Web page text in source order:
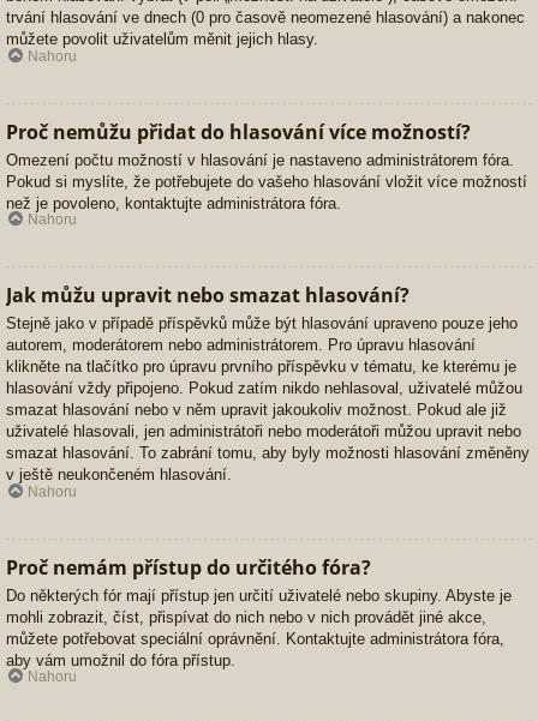
trvání hlasování ve dnech (0 pro časově neomezené hlasování) a nakonec
můžete povolit uživatelům měnit jejich hlasy.
Nahoru
Proč nemůžu přidat do hlasování více možností?
Omezení počtu možností v hlasování je nastaveno administrátorem fóra.
Pokud si myslíte, že potřebujete do vašeho hlasování vložit více možností
než je povoleno, kontaktujte administrátora fóra.
Nahoru
Jak můžu upravit nebo smazat hlasování?
Stejně jako v případě příspěvků může být hlasování upraveno pouze jeho
autorem, moderátorem nebo administrátorem. Pro úpravu hlasování
klikněte na tlačítko pro úpravu prvního příspěvku v tématu, ke kterému je
hlasování vždy připojeno. Pokud zatím nikdo nehlasoval, uživatelé můžou
smazat hlasování nebo v něm upravit jakoukoliv možnost. Pokud ale již
uživatelé hlasovali, jen administrátoři nebo moderátoři můžou upravit nebo
smazat hlasování. To zabrání tomu, aby byly možnosti hlasování změněny
v ještě neukončeném hlasování.
Nahoru
Proč nemám přístup do určitého fóra?
Do některých fór mají přístup jen určití uživatelé nebo skupiny. Abyste je
mohli zobrazit, číst, přispívat do nich nebo v nich provádět jiné akce,
můžete potřebovat speciální oprávnění. Kontaktujte administrátora fóra,
aby vám umožnil do fóra přístup.
Nahoru